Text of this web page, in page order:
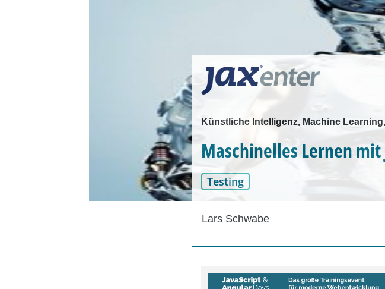
Künstliche Intelligenz, Machine
Maschinelles Lernen
Testing
Lars Schwabe